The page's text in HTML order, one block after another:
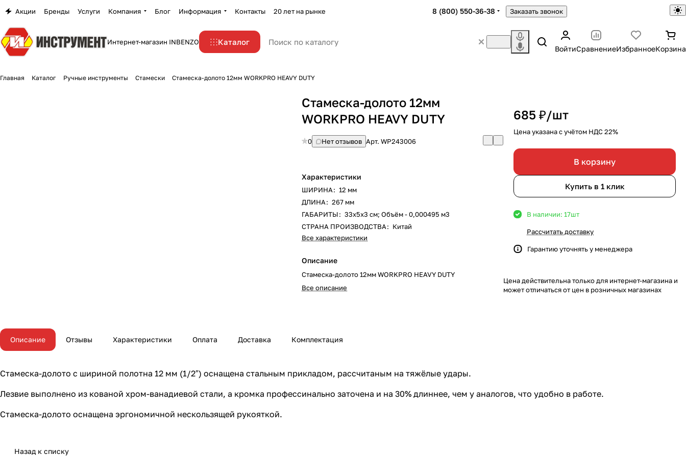
Акции Бренды Услуги Компания Блог Информация Контакты 20 лет на рынке 8 (800) 550-36-38 Заказать звонок
Интернет-магазин INBENZO Каталог
ВойтиСравнениеИзбранноеКорзина
Главная Каталог Ручные инструменты Стамески Стамеска-долото 12мм WORKPRO HEAVY DUTY
Стамеска-долото 12мм
WORKPRO HEAVY DUTY
0 Нет отзывов Арт.WP243006
Характеристики
ШИРИНА: 12 мм
ДЛИНА: 267 мм
ГАБАРИТЫ: 33х5х3 см; Объём - 0,000495 м3
СТРАНА ПРОИЗВОДСТВА: Китай
Все характеристики
Описание
Стамеска-долото 12мм WORKPRO HEAVY DUTY
Все описание
685 ₽/шт
Цена указана с учётом НДС 22%
В корзину
Купить в 1 клик
В наличии: 17шт
Рассчитать доставку
Гарантию уточнять у менеджера
Цена действительна только для интернет-магазина и
может отличаться от цен в розничных магазинах
Описание Отзывы Характеристики Оплата Доставка Комплектация
Стамеска-долото с шириной полотна 12 мм (1/2″) оснащена стальным прикладом, рассчитаным на тяжёлые удары.
Лезвие выполнено из кованой хром-ванадиевой стали, а кромка профессинально заточена и на 30% длиннее, чем у аналогов, что удобно в работе.
Стамеска-долото оснащена эргономичной нескользящей рукояткой.
Назад к списку